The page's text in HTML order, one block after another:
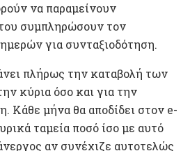
να παραμείνουν
συμπληρώσουν τον
για συνταξιοδότηση.
πλήρως την καταβολή των
κύρια όσο και για την
Κάθε μήνα θα αποδίδει στον e-
ταμεία ποσό ίσο με αυτό
αν συνέχιζε αυτοτελώς